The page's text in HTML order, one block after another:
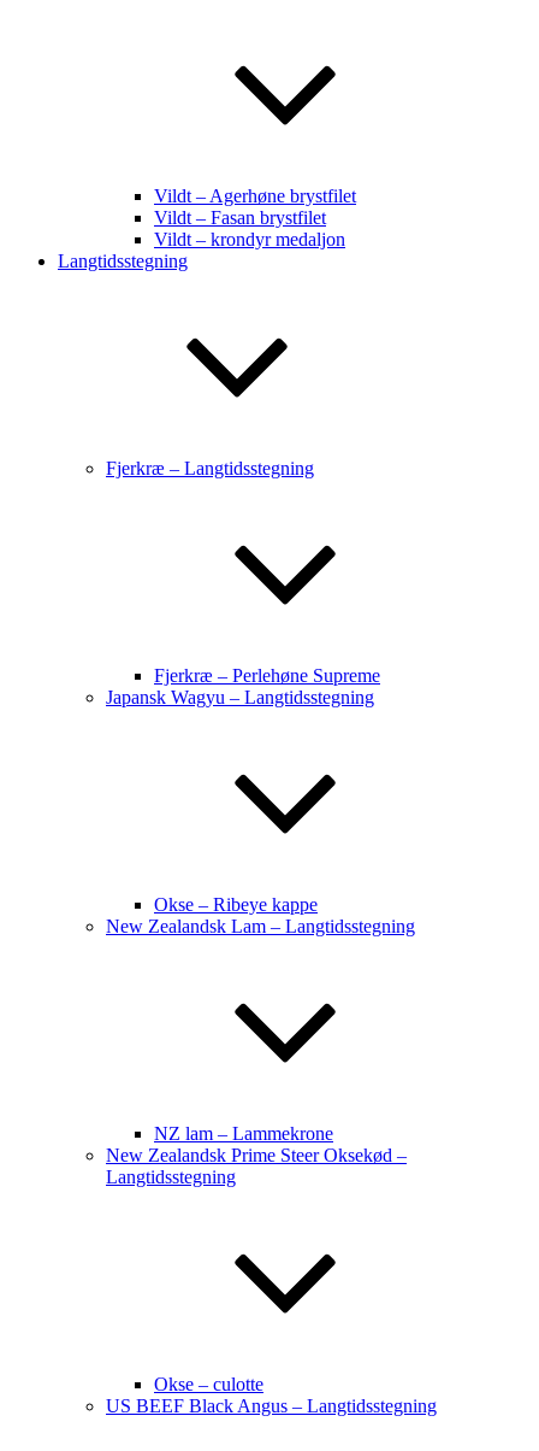
Vildt – Agerhøne brystfilet
Vildt – Fasan brystfilet
Vildt – krondyr medaljon
Langtidsstegning
Fjerkræ – Langtidsstegning
Fjerkræ – Perlehøne Supreme
Japansk Wagyu – Langtidsstegning
Okse – Ribeye kappe
New Zealandsk Lam – Langtidsstegning
NZ lam – Lammekrone
New Zealandsk Prime Steer Oksekød –
Langtidsstegning
Okse – culotte
US BEEF Black Angus – Langtidsstegning